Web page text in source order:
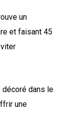
un
et faisant 45
décoré dans le
une